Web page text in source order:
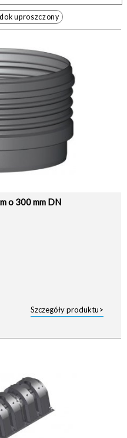
uproszczony
o 300 mm DN
Szczegóły produktu>